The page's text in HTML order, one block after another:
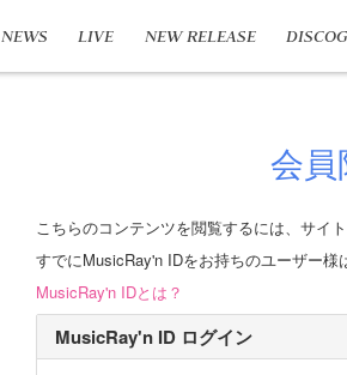
NEWS LIVE NEW RELEASE
会
こちらのコンテンツを閲覧するには、サイ
すでにMusicRay'n IDをお持ちのユーザー様
MusicRay'n IDとは？
MusicRay'n ID ログイン